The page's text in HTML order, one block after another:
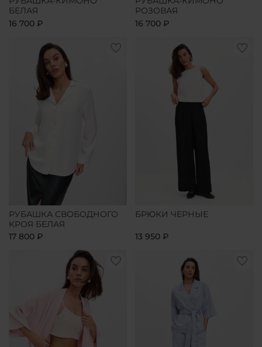
БЕЛАЯ
16 700 ₽
РОЗОВАЯ
16 700 ₽
РУБАШКА СВОБОДНОГО
КРОЯ БЕЛАЯ
17 800 ₽
БРЮКИ ЧЕРНЫЕ
13 950 ₽